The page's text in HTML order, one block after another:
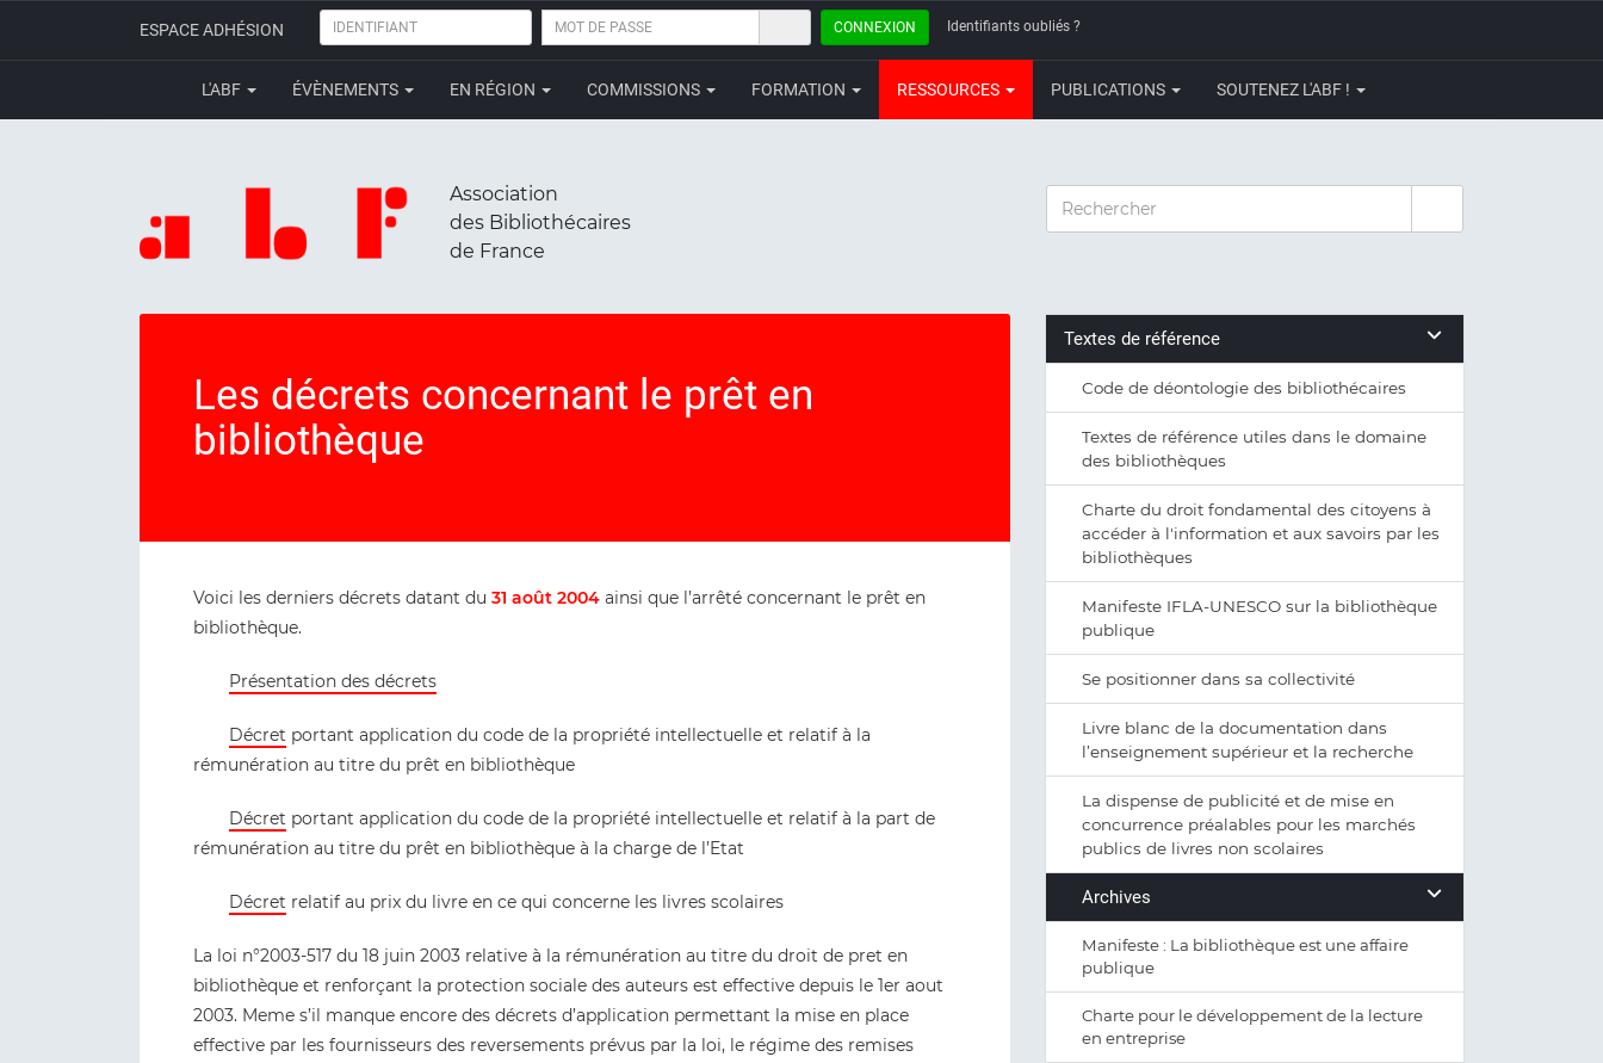
ESPACE ADHÉSION IDENTIFIANT
MOT
PASSE
CONNEXION Identifiants oubliés ?
L'ABF ÉVÈNEMENTS EN RÉGION COMMISSIONS FORMATION RESSOURCES PUBLICATIONS SOUTENEZ L'ABF !
Association
des Bibliothécaires
de France
RECHERCHER
Les décrets concernant le prêt en
bibliothèque
Voici les derniers décrets datant du 31 août 2004 ainsi que l’arrêté concernant le prêt en
bibliothèque.
Présentation des décrets
Décret portant application du code de la propriété intellectuelle et relatif à la
rémunération au titre du prêt en bibliothèque
Décret portant application du code de la propriété intellectuelle et relatif à la part de
rémunération au titre du prêt en bibliothèque à la charge de l’Etat
Décret relatif au prix du livre en ce qui concerne les livres scolaires
La loi n°2003-517 du 18 juin 2003 relative à la rémunération au titre du droit de pret en
bibliothèque et renforçant la protection sociale des auteurs est effective depuis le 1er aout
2003. Meme s’il manque encore des décrets d’application permettant la mise en place
effective par les fournisseurs des reversements prévus par la loi, le régime des remises
Textes de référence
Code de déontologie des bibliothécaires
Textes de référence utiles dans le domaine
des bibliothèques
Charte du droit fondamental des citoyens à
accéder à l'information et aux savoirs par les
bibliothèques
Manifeste IFLA-UNESCO sur la bibliothèque
publique
Se positionner dans sa collectivité
Livre blanc de la documentation dans
l’enseignement supérieur et la recherche
La dispense de publicité et de mise en
concurrence préalables pour les marchés
publics de livres non scolaires
Archives
Manifeste : La bibliothèque est une affaire
publique
Charte pour le développement de la lecture
en entreprise